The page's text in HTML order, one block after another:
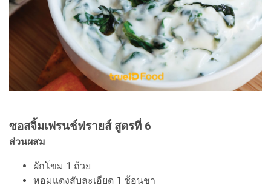
ซอสจิ้มเฟรนช์ฟรายส์ สูตรที่ 6
ส่วนผสม
ผักโขม 1 ถ้วย
หอมแดงสับละเอียด 1 ช้อนชา